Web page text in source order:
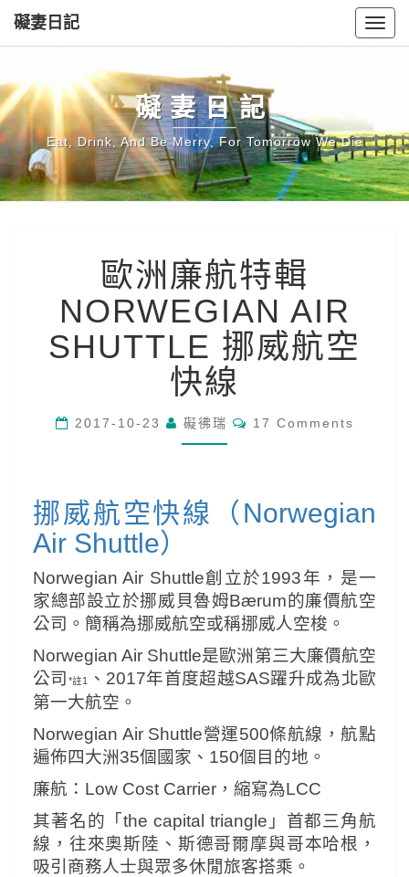
礙妻日記
礙妻日記
Eat, Drink, And Be Merry, For Tomorrow We Die
洲
廉
航
特
輯
NORWEGIAN
AIR
SHUTTLE
威
航
線
歐洲廉航特輯
NORWEGIAN AIR
SHUTTLE 挪威航空
快線
2017-10-23 礙彿瑞 Comments
17 Comments
挪威航空快線（Norwegian
Air Shuttle）
Norwegian Air Shuttle創立於1993年， 是一
家總部設立於挪威貝魯姆Bærum的廉價航空
公司。簡稱為挪威航空或稱挪威人空梭。
Norwegian Air Shuttle是歐洲第三大廉價航空
公司 *註1
、2017年首度超越SAS躍升成為北歐
第一大航空。
Norwegian Air Shuttle營運500條航線，航點
遍佈四大洲35個國家、150個目的地。
廉航：Low Cost Carrier，縮寫為LCC
其著名的「the capital triangle」首都三角航
線，往來奧斯陸、斯德哥爾摩與哥本哈根，
吸引商務人士與眾多休閒旅客搭乘。